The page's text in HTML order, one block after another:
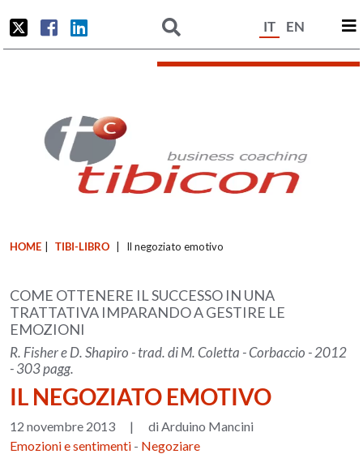
IT EN
HOME TIBI-LIBRO Il negoziato emotivo
COME OTTENERE IL SUCCESSO IN UNA
TRATTATIVA IMPARANDO A GESTIRE LE
EMOZIONI
R. Fisher e D. Shapiro - trad. di M. Coletta - Corbaccio - 2012
- 303 pagg.
IL NEGOZIATO EMOTIVO
12 novembre 2013 |
di Arduino Mancini
Emozioni e sentimenti - Negoziare